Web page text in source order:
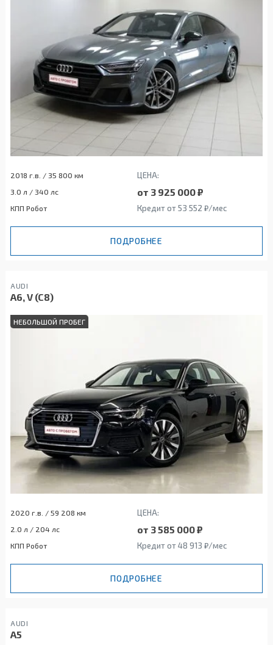
2018 г.в. / 35 800 км ЦЕНА:
3.0 л / 340 лс от 3 925 000 ₽
КПП Робот Кредит от 53 552 ₽/мес
ПОДРОБНЕЕ
AUDI
A6, V (C8)
НЕБОЛЬШОЙ ПРОБЕГ
2020 г.в. / 59 208 км ЦЕНА:
2.0 л / 204 лс от 3 585 000 ₽
КПП Робот Кредит от 48 913 ₽/мес
ПОДРОБНЕЕ
AUDI
A5